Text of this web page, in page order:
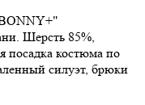
Шерсть 85%,
посадка костюма по
силуэт, брюки